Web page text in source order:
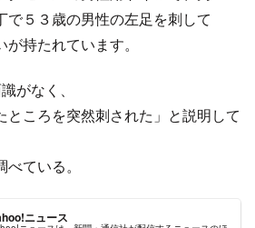
で５３歳の男性の左足を刺して
持たれています。
がなく、
ところを突然刺された」と説明して
ている。